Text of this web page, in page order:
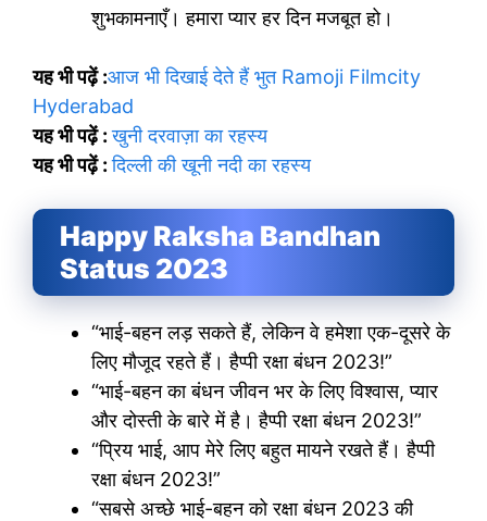
शुभकामनाएँ। हमारा प्यार हर दिन मजबूत हो।
यह भी पढ़ें :आज भी दिखाई देते हैं भुत Ramoji Filmcity
Hyderabad
यह भी पढ़ें :खुनी दरवाज़ा का रहस्य
यह भी पढ़ें :दिल्ली की खूनी नदी का रहस्य
Happy Raksha Bandhan
Status 2023
“भाई-बहन लड़ सकते हैं, लेकिन वे हमेशा एक-दूसरे के
लिए मौजूद रहते हैं। हैप्पी रक्षा बंधन 2023!”
“भाई-बहन का बंधन जीवन भर के लिए विश्वास, प्यार
और दोस्ती के बारे में है। हैप्पी रक्षा बंधन 2023!”
“प्रिय भाई, आप मेरे लिए बहुत मायने रखते हैं। हैप्पी
रक्षा बंधन 2023!”
“सबसे अच्छे भाई-बहन को रक्षा बंधन 2023 की